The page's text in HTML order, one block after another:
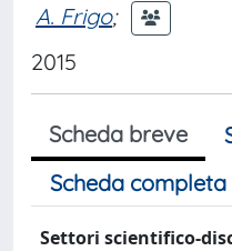
A. Frigo;
2015
Scheda breve
Scheda completa
Settori scientifico-